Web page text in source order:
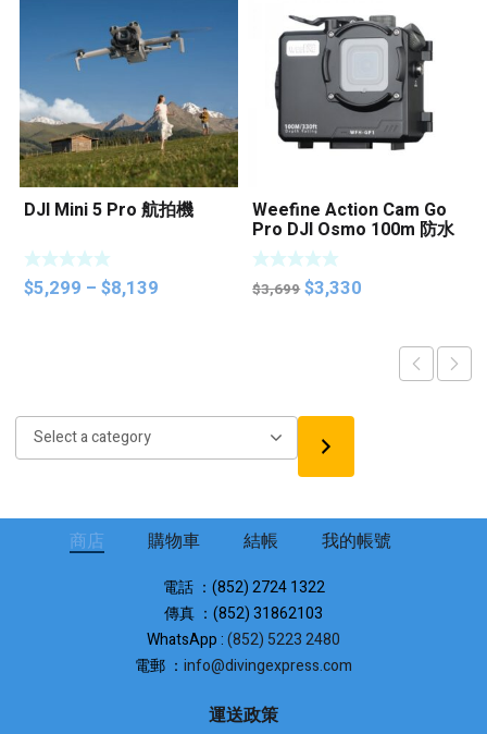
Select
DJI Mini 5 Pro 航拍機
$5,299 – $8,139
Weefine Action Cam Go
Pro DJI Osmo 100m 防水
彀
$3,699Original
$3,330
$3,330.
商店 購物車 結帳 我的帳號
電話 ：(852) 2724 1322
傳真 ：(852) 31862103
WhatsApp :(852) 5223 2480
電郵 ： info@divingexpress.com
運送政策